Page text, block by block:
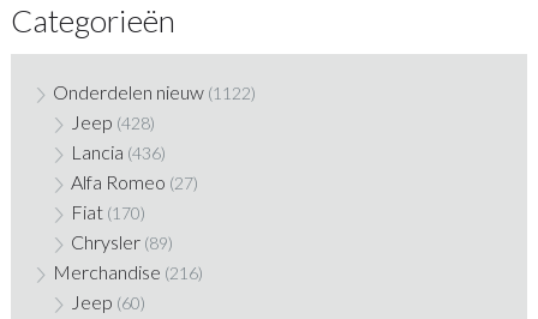
Categorieën
Onderdelen nieuw (1122)
Jeep (428)
Lancia (436)
Alfa Romeo (27)
Fiat (170)
Chrysler (89)
Merchandise (216)
Jeep (60)